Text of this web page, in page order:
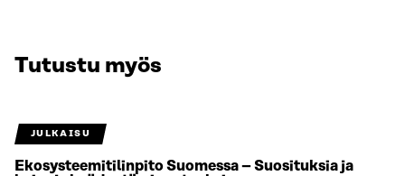
Tutustu myös
JULKAISU
Ekosysteemitilinpito Suomessa – Suosituksia ja